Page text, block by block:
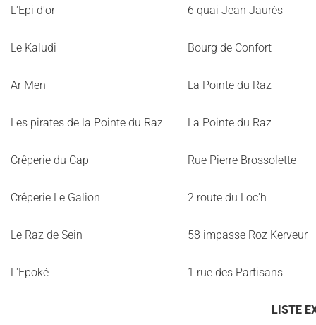
L'Epi d'or 6 quai Jean Jaurès
Le Kaludi Bourg de Confort
Ar Men La Pointe du Raz
Les pirates de la Pointe du Raz La Pointe du Raz
Crêperie du Cap Rue Pierre Brossolette
Crêperie Le Galion 2 route du Loc'h
Le Raz de Sein 58 impasse Roz Kerveur
L'Epoké 1 rue des Partisans
LISTE